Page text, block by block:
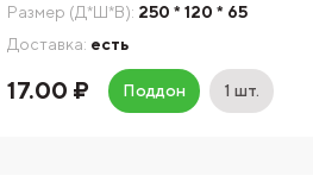
Размер (Д*Ш*В): 250 * 120 * 65
Доставка: есть
17.00 ₽ Поддон 1 шт.